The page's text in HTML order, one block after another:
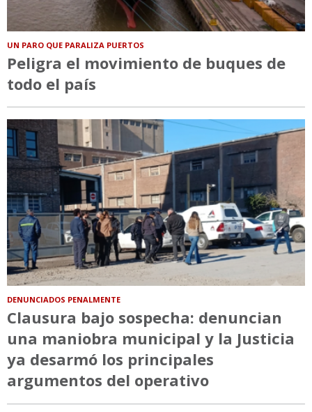
UN PARO QUE PARALIZA PUERTOS
Peligra el movimiento de buques de
todo el país
DENUNCIADOS PENALMENTE
Clausura bajo sospecha: denuncian
una maniobra municipal y la Justicia
ya desarmó los principales
argumentos del operativo